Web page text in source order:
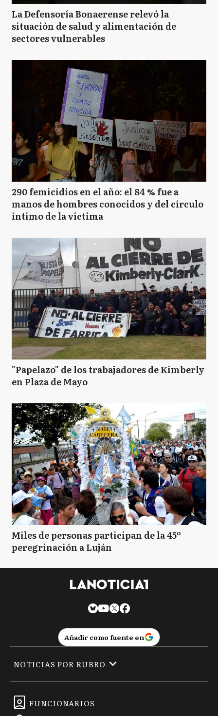
La Defensoría Bonaerense relevó la
situación de salud y alimentación de
sectores vulnerables
290 femicidios en el año: el 84 % fue a
manos de hombres conocidos y del círculo
íntimo de la víctima
"Papelazo" de los trabajadores de Kimberly
en Plaza de Mayo
Miles de personas participan de la 45º
peregrinación a Luján
Añadir como fuente en
FUNCIONARIOS
NOTICIAS POR RUBRO